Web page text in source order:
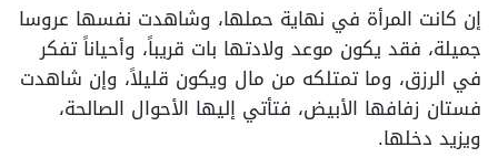
إن كانت المرأة في نهاية حملها، وشاهدت نفسها عروسا
جميلة، فقد يكون موعد ولادتها بات قريباً، وأحياناً تفكر
في الرزق، وما تمتلكه من مال ويكون قليلاً، وإن شاهدت
فستان زفافها الأبيض، فتأتي إليها الأحوال الصالحة،
ويزيد دخلها.